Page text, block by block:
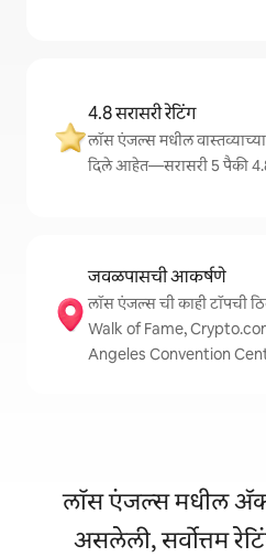
4.8 सरासरी रेटिंग
लॉस एंजल्स मधील
दिले आहेत—सरासरी 5 पैकी
जवळपासची आकर्षणे
लॉस एंजल्स ची काही टॉपची
Walk of Fame,
Angeles Convention
लॉस एंजल्स मधील
असलेली, सर्वोत्तम